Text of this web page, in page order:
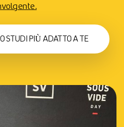
STUDI PIÙ ADATTO A TE